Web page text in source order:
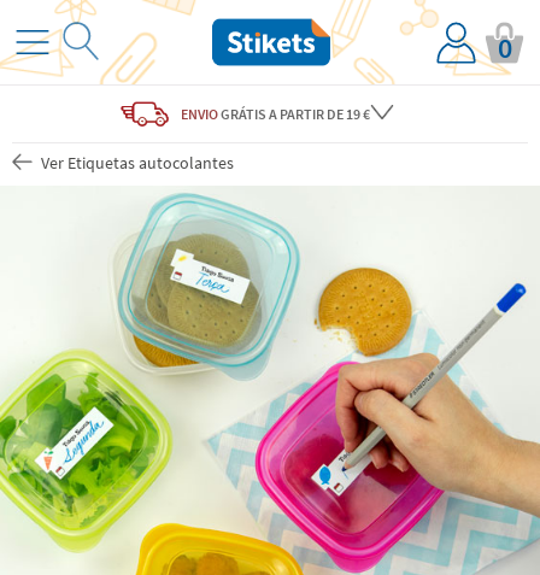
0
ENVIOGRÁTIS A PARTIR DE 19 €
Ver Etiquetas autocolantes